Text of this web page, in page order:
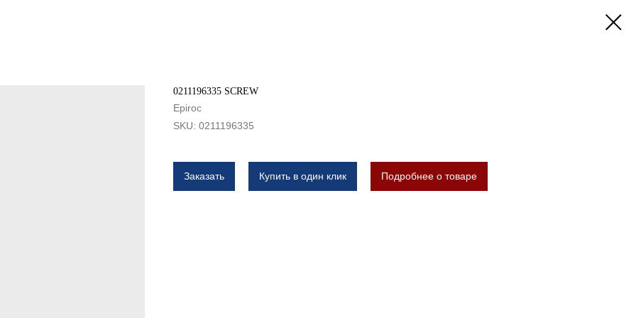
0211196335 SCREW
Epiroc
SKU: 0211196335
Заказать Купить в один клик Подробнее о товаре